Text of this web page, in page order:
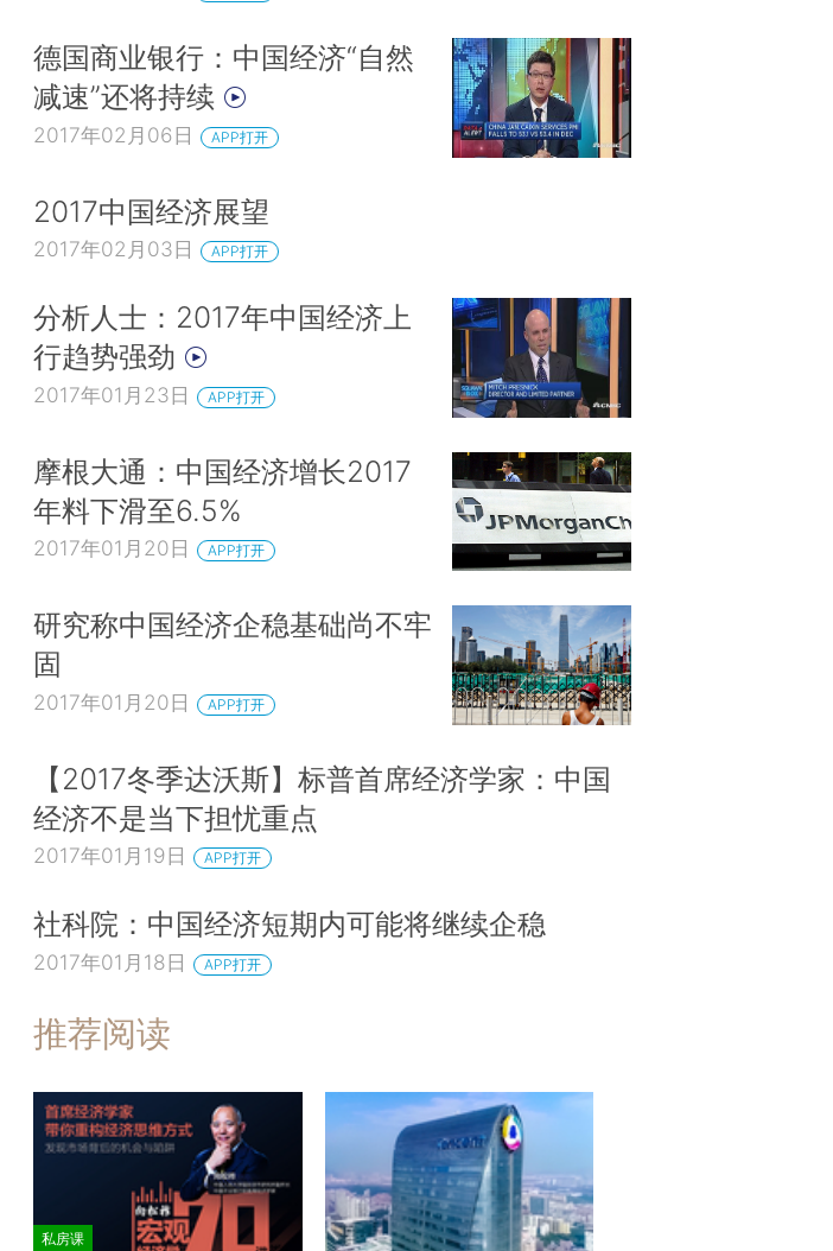
德国商业银行：中国经济“自然
减速”还将持续
2017年02月06日 APP打开
2017中国经济展望
2017年02月03日 APP打开
分析人士：2017年中国经济上
行趋势强劲
2017年01月23日 APP打开
摩根大通：中国经济增长2017
年料下滑至6.5%
2017年01月20日 APP打开
研究称中国经济企稳基础尚不牢
固
2017年01月20日 APP打开
【2017冬季达沃斯】标普首席经济学家：中国
经济不是当下担忧重点
2017年01月19日 APP打开
社科院：中国经济短期内可能将继续企稳
2017年01月18日 APP打开
推荐阅读
私房课